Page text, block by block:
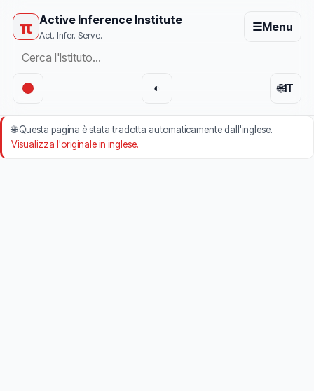
π Active Inference Institute
Act. Infer. Serve.
☰Menu
🌐IT
◐
🌐Questa pagina è stata tradotta automaticamente dall'inglese.
Visualizza l'originale in inglese.